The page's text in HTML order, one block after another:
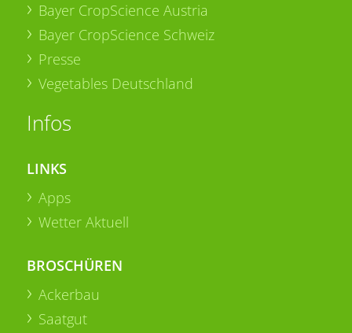
Bayer CropScience Austria
Bayer CropScience Schweiz
Presse
Vegetables Deutschland
Infos
LINKS
Apps
Wetter Aktuell
BROSCHÜREN
Ackerbau
Saatgut